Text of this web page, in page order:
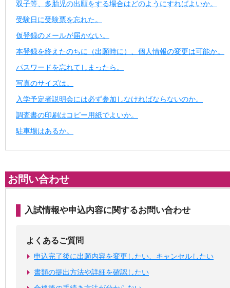
双子等、多胎児の出願をする場合はどのようにすればよいか。
受験日に受験票を忘れた。
仮登録のメールが届かない。
本登録を終えたのちに（出願時に）、個人情報の変更は可能か。
パスワードを忘れてしまったら。
写真のサイズは。
入学予定者説明会には必ず参加しなければならないのか。
調査書の印刷はコピー用紙でよいか。
駐車場はあるか。
お問い合わせ
入試情報や申込内容に関するお問い合わせ
よくあるご質問
申込完了後に出願内容を変更したい、キャンセルしたい
書類の提出方法や詳細を確認したい